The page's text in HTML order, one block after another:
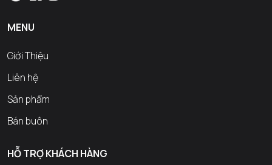
MENU
Giới Thiệu
Liên hệ
Sản phẩm
Bán buôn
HỖ TRỢ KHÁCH HÀNG